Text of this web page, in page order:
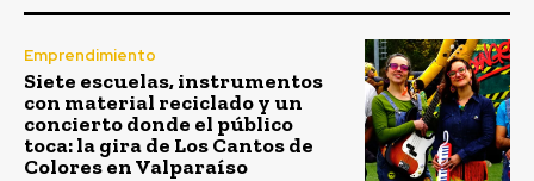
Emprendimiento
Siete escuelas, instrumentos
con material reciclado y un
concierto donde el público
toca: la gira de Los Cantos de
Colores en Valparaíso